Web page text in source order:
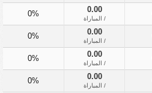
0.00
/ المباراة
0%
0.00
/ المباراة
0%
0.00
/ المباراة
0%
0.00
/ المباراة
0%